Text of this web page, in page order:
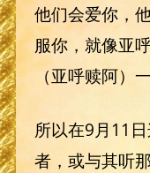
他们会爱你，
服你，就像亚
（亚呼赎阿）一
所以在9月11
者，或与其听